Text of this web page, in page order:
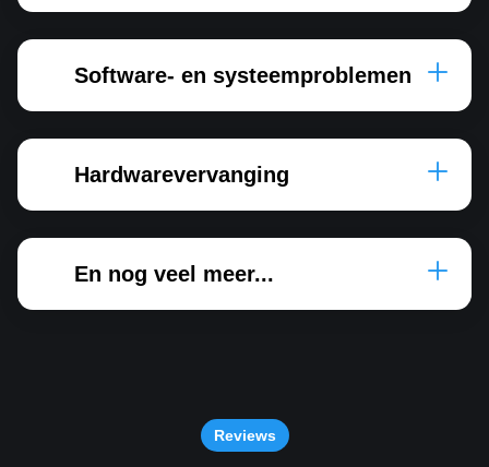
Software- en systeemproblemen
Hardwarevervanging
En nog veel meer...
Reviews